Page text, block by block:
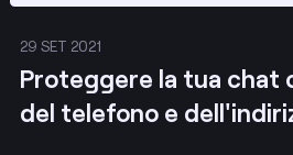
29 SET 2021
Proteggere la tua chat
del telefono e